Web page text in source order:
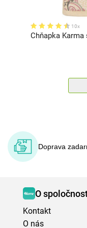
10x
Chňapka
Doprava
O
Kontakt
O nás